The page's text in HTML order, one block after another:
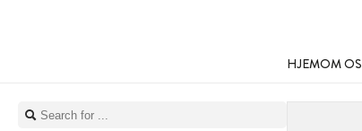
HJEMOM OS